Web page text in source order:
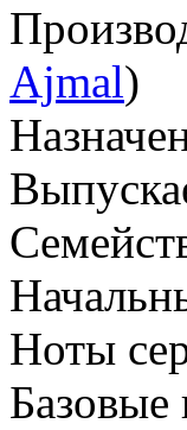
Ajmal)
Ноты
Базовые